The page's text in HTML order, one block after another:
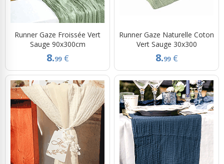
Runner Gaze Froissée Vert
Sauge 90x300cm
8.99 €
Runner Gaze Naturelle Coton
Vert Sauge 30x300
8.99 €